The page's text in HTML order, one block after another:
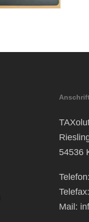
54536
Mail: